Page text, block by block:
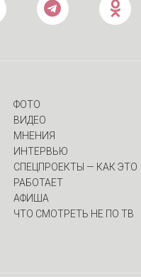
ФОТО
ВИДЕО
МНЕНИЯ
ИНТЕРВЬЮ
CПЕЦПРОЕКТЫ — КАК ЭТО
РАБОТАЕТ
АФИША
ЧТО СМОТРЕТЬ НЕ ПО ТВ